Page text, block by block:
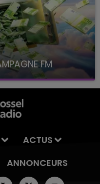
FM
FM, à 8H10
ACTUS
ANNONCEURS